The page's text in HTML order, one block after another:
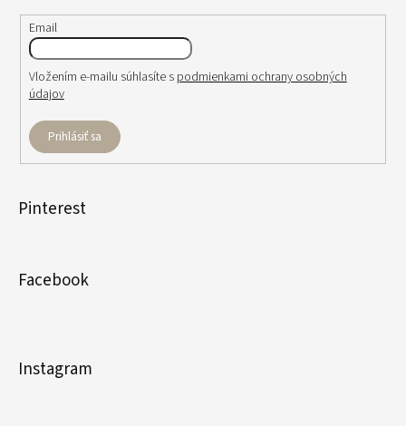
Email
Vložením e-mailu súhlasíte spodmienkami ochrany osobných
údajov
Prihlásiť sa
Pinterest
Facebook
Instagram